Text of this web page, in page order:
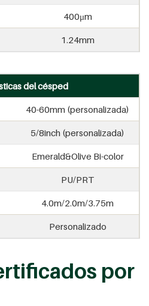
400μm
1.24mm
del césped
40-60mm (personalizada)
5/8inch (personalizada)
Emerald&Olive Bi-color
PU/PRT
4.0m/2.0m/3.75m
Personalizado
por